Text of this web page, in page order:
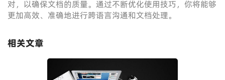
对，以确保文档的质量。通过不断优化使用技巧，你将能够
更加高效、准确地进行跨语言沟通和文档处理。
相关文章